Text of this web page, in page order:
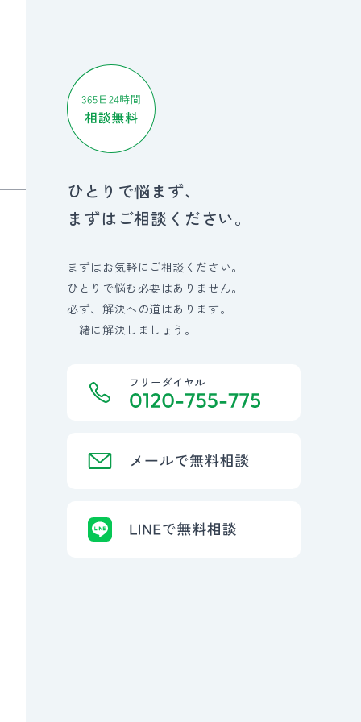
ひとりで悩まず、
まずはご相談ください。
まずはお気軽にご相談ください。
ひとりで悩む必要はありません。
必ず、解決への道はあります。
一緒に解決しましょう。